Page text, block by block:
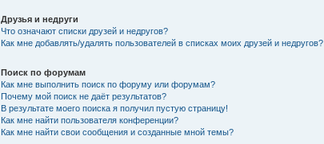
Друзья и недруги
Что означают списки друзей и недругов?
Как мне добавлять/удалять пользователей в списках моих друзей и недругов?
Поиск по форумам
Как мне выполнить поиск по форуму или форумам?
Почему мой поиск не даёт результатов?
В результате моего поиска я получил пустую страницу!
Как мне найти пользователя конференции?
Как мне найти свои сообщения и созданные мной темы?